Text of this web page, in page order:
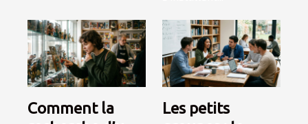
Comment la
Les petits